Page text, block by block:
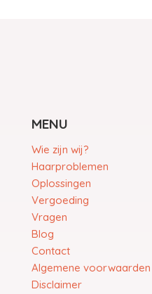
MENU
Wie zijn wij?
Haarproblemen
Oplossingen
Vergoeding
Vragen
Blog
Contact
Algemene voorwaarden
Disclaimer